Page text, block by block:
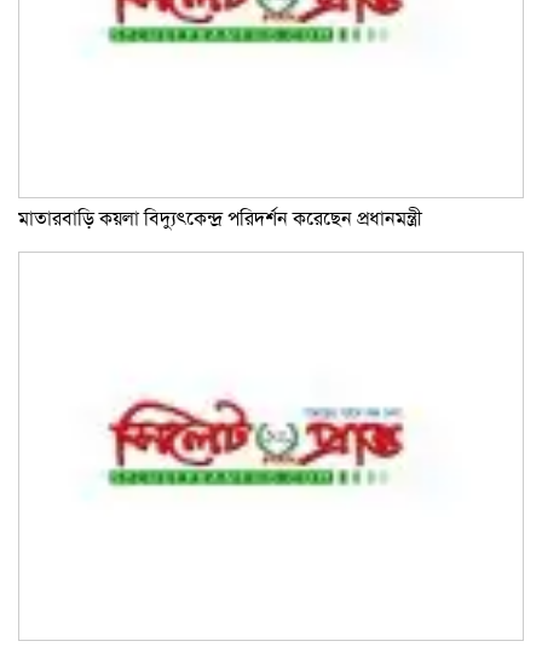
মাতারবাড়ি কয়লা বিদ্যুৎকেন্দ্র পরিদর্শন করেছেন প্রধানমন্ত্রী